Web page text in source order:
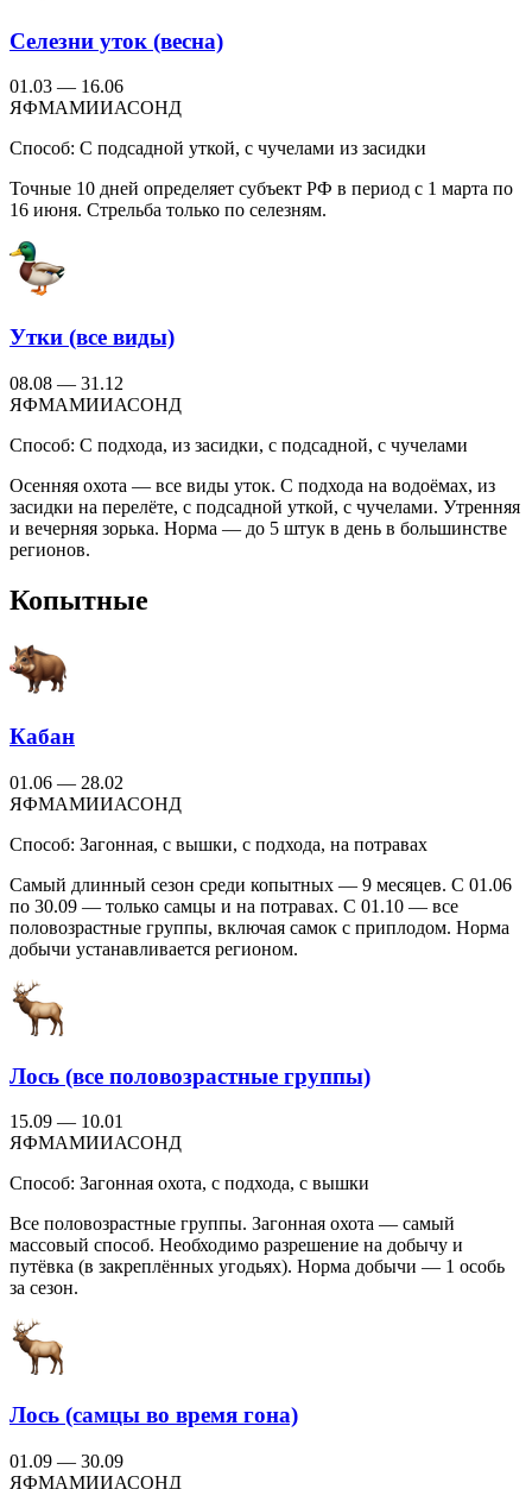
Селезни уток (весна)
01.03 — 16.06
ЯФМАМИИАСОНД
Способ: С подсадной уткой, с чучелами из засидки
Точные 10 дней определяет субъект РФ в период с 1 марта по
16 июня. Стрельба только по селезням.
Утки (все виды)
08.08 — 31.12
ЯФМАМИИАСОНД
Способ: С подхода, из засидки, с подсадной, с чучелами
Осенняя охота — все виды уток. С подхода на водоёмах, из
засидки на перелёте, с подсадной уткой, с чучелами. Утренняя
и вечерняя зорька. Норма — до 5 штук в день в большинстве
регионов.
Копытные
Кабан
01.06 — 28.02
ЯФМАМИИАСОНД
Способ: Загонная, с вышки, с подхода, на потравах
Самый длинный сезон среди копытных — 9 месяцев. С 01.06
по 30.09 — только самцы и на потравах. С 01.10 — все
половозрастные группы, включая самок с приплодом. Норма
добычи устанавливается регионом.
Лось (все половозрастные группы)
15.09 — 10.01
ЯФМАМИИАСОНД
Способ: Загонная охота, с подхода, с вышки
Все половозрастные группы. Загонная охота — самый
массовый способ. Необходимо разрешение на добычу и
путёвка (в закреплённых угодьях). Норма добычи — 1 особь
за сезон.
Лось (самцы во время гона)
01.09 — 30.09
ЯФМАМИИАСОНД